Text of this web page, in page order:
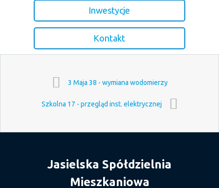
Inwestycje
Kontakt
3 Maja 38 - wymiana wodomierzy
Szkolna 17 - przegląd inst. elektrycznej
Jasielska Spółdzielnia
Mieszkaniowa